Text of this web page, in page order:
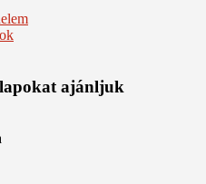
ajánljuk